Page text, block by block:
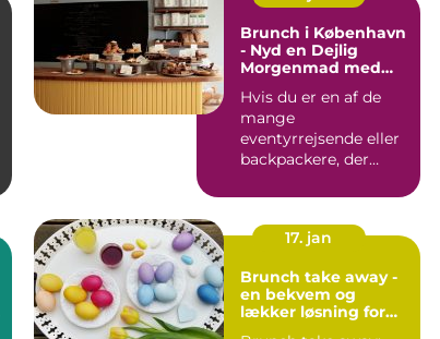
Brunch i København
- Nyd en Dejlig
Morgenmad med
Hvis du er en af de
mange
eventyrrejsende eller
backpackere, der
er der en ting, ...
17. jan
Brunch take away -
en bekvem og
lækker løsning for